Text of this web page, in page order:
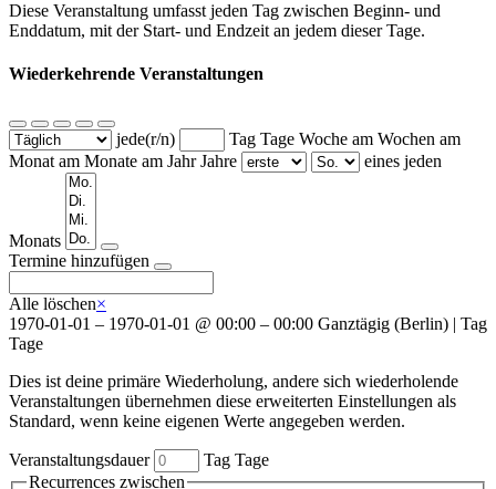
Diese Veranstaltung umfasst jeden Tag zwischen Beginn- und
Enddatum, mit der Start- und Endzeit an jedem dieser Tage.
Wiederkehrende Veranstaltungen
jede(r/n) Tag Tage Woche am Wochen am
Monat am Monate am Jahr Jahre eines jeden
Monats
Wochentage
Termine hinzufügen
Alle löschen×
1970-01-01 – 1970-01-01 @ 00:00 – 00:00 Ganztägig (Berlin) | Tag
Tage
Dies ist deine primäre Wiederholung, andere sich wiederholende
Veranstaltungen übernehmen diese erweiterten Einstellungen als
Standard, wenn keine eigenen Werte angegeben werden.
Veranstaltungsdauer Tag Tage
Recurrences zwischen